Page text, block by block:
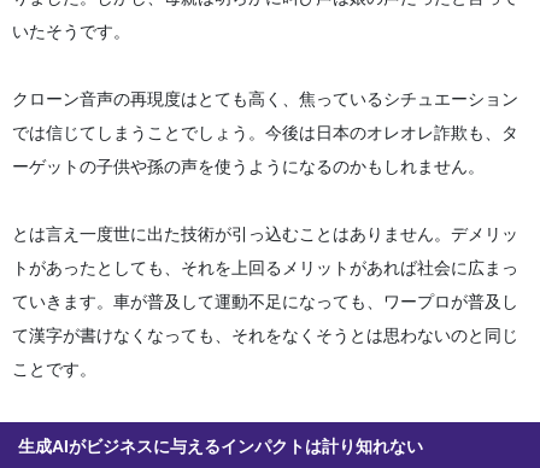
いたそうです。
クローン音声の再現度はとても高く、焦っているシチュエーション
では信じてしまうことでしょう。今後は日本のオレオレ詐欺も、タ
ーゲットの子供や孫の声を使うようになるのかもしれません。
とは言え一度世に出た技術が引っ込むことはありません。デメリッ
トがあったとしても、それを上回るメリットがあれば社会に広まっ
ていきます。車が普及して運動不足になっても、ワープロが普及し
て漢字が書けなくなっても、それをなくそうとは思わないのと同じ
ことです。
生成AIがビジネスに与えるインパクトは計り知れない